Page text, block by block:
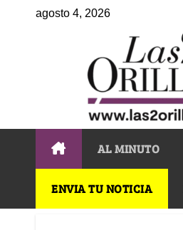
agosto 4, 2026
AL MINUTO
ENVIA TU NOTICIA